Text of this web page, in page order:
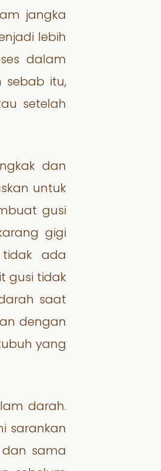
jangka
lebih
dalam
sebab itu,
setelah
dan
untuk
gusi
gigi
tidak ada
gusi tidak
saat
dengan
yang
darah.
sarankan
dan sama